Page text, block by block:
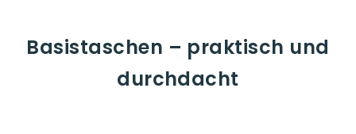
Basistaschen – praktisch und
durchdacht